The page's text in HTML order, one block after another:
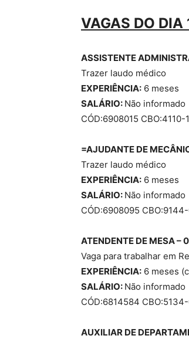
VAGAS DO
ASSISTENTE
Trazer laudo médico
EXPERIÊNCIA: 6 meses
SALÁRIO: Não informado
CÓD:6908015 CBO:4110-
=AJUDANTE DE
Trazer laudo médico
EXPERIÊNCIA: 6 meses
SALÁRIO: Não informado
CÓD:6908095
ATENDENTE DE MESA –
Vaga para trabalhar em
EXPERIÊNCIA: 6 meses
SALÁRIO: Não informado
CÓD:6814584
AUXILIAR DE